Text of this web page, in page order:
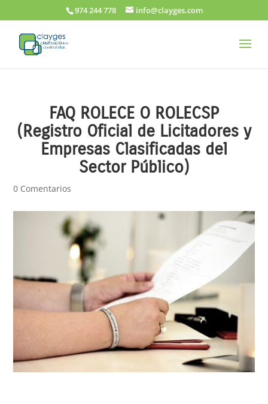
974 244 778 info@clayges.com
FAQ ROLECE O ROLECSP
(Registro Oficial de Licitadores y
Empresas Clasificadas del
Sector Público)
0 Comentarios